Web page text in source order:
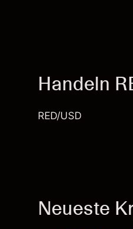
Handeln
RED/USD
Neueste